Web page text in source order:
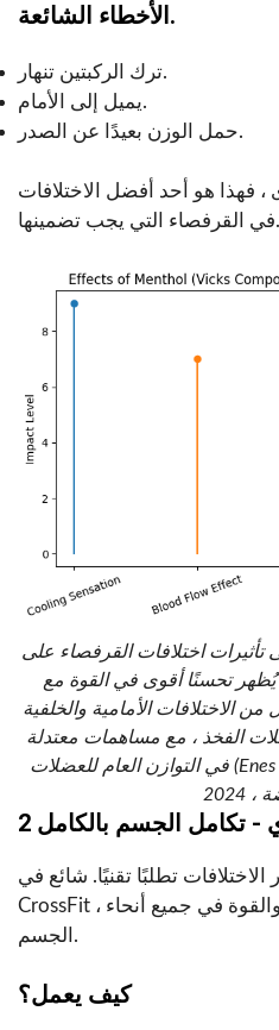
الأخطاء الشائعة.
ترك الركبتين تنهار.
يميل إلى الأمام.
حمل الوزن بعيدًا عن الصدر.
، فهذا هو أحد أفضل الاختلافات
في القرفصاء التي يجب تضمينها.
اختلافات القرفصاء على
يُظهر تحسنًا أقوى في القوة مع
من الاختلافات الأمامية والخلفية
الفخذ ، مع مساهمات معتدلة
في التوازن العام للعضلات (Enes et al. ، المجلة الأوروبية لعلوم
تطلبًا تقنيًا. شائع في
CrossFit ، يتطلب التنسيق والتنقل والقوة في جميع أنحاء
الجسم.
كيف يعمل؟